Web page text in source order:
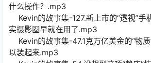
什么操作？.mp3
Kevin的故事集-127.新上市的“透视”手
实摄影圈早就在用了.mp3
Kevin的故事集-47.1克万亿美金的“物
以装起来.mp3